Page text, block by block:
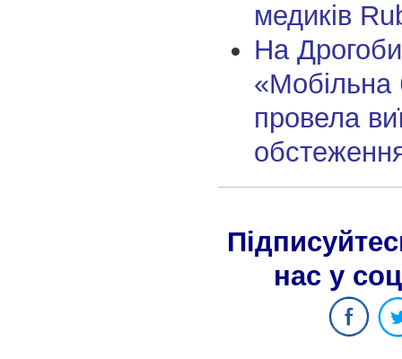
медиків
На
«Мобільна
провела
нас у